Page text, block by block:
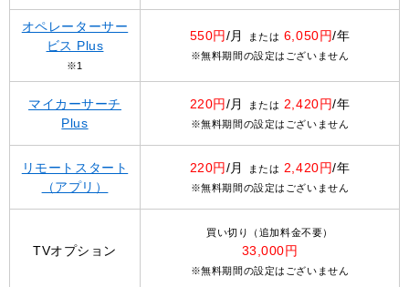
オペレーターサー
ビス Plus
※1
550円/月 または 6,050円/年
※無料期間の設定はございません
マイカーサーチ
Plus
220円/月 または 2,420円/年
※無料期間の設定はございません
リモートスタート
（アプリ）
220円/月 または 2,420円/年
※無料期間の設定はございません
TVオプション
買い切り（追加料金不要）
33,000円
※無料期間の設定はございません